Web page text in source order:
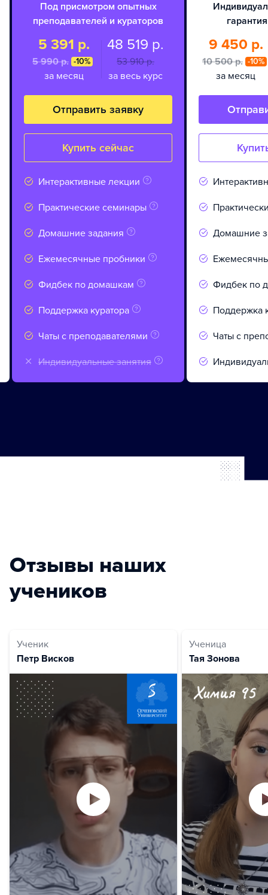
Под присмотром опытных
преподавателей и кураторов
5 391 р.
5 990 p. -10%
за месяц
48 519 р.
53 910 p.
за весь курс
Отправить заявку
Купить сейчас
Интерактивные лекции
Практические семинары
Домашние задания
Ежемесячные пробники
Фидбек по домашкам
Поддержка куратора
Чаты с преподавателями
Индивидуальные занятия
9 450 р.
10 500 p. -10%
за месяц
Домашние
Фидбек по
Поддержка
Чаты с
Отзывы наших
учеников
Ученик
Петр Висков
Ученица
Тая Зонова